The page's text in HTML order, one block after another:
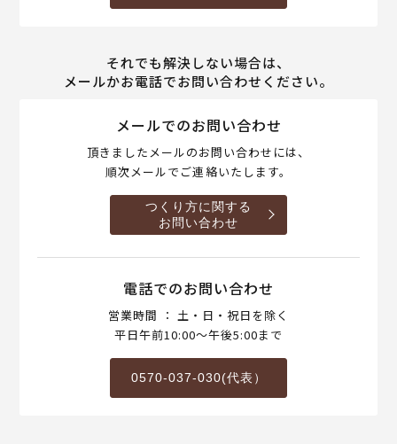
それでも解決しない場合は、
メールかお電話でお問い合わせください。
メールでのお問い合わせ
頂きましたメールのお問い合わせには、
順次メールでご連絡いたします。
つくり方に関する
お問い合わせ
電話でのお問い合わせ
営業時間 ： 土・日・祝日を除く
平日午前10:00～午後5:00まで
0570-037-030(代表）